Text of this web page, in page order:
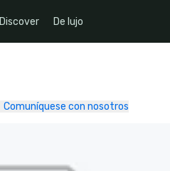
Discover De lujo
Comuníquese con nosotros